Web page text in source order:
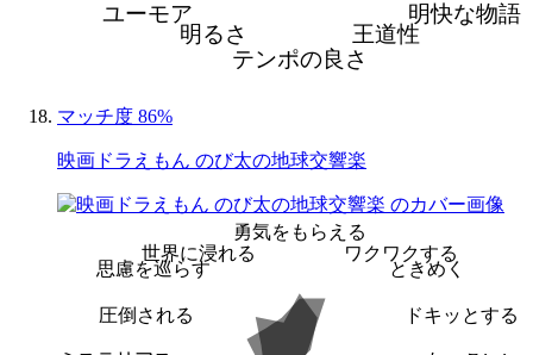
明快な物語
王道性
テンポの良さ
明るさ
ユーモア
マッチ度 86%
映画ドラえもん のび太の地球交響楽
勇気をもらえる
ワクワクする
ときめく
ドキッとする
圧倒される
思慮を巡らす
世界に浸れる